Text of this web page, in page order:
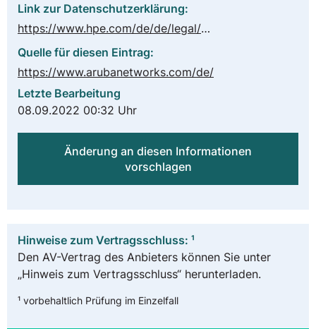
Link zur Datenschutzerklärung:
https://www.hpe.com/de/de/legal/privacy.html
Quelle für diesen Eintrag:
https://www.arubanetworks.com/de/
Letzte Bearbeitung
08.09.2022 00:32 Uhr
Änderung an diesen Informationen
vorschlagen
Hinweise zum Vertragsschluss: ¹
Den AV-Vertrag des Anbieters können Sie unter
„Hinweis zum Vertragsschluss“ herunterladen.
¹ vorbehaltlich Prüfung im Einzelfall